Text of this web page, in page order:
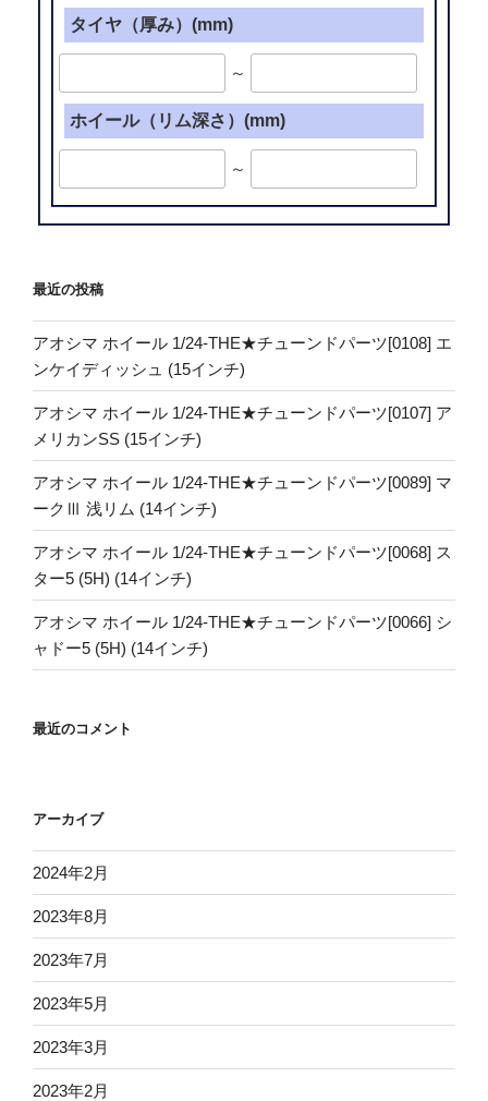
タイヤ（厚み）(mm)
～
ホイール（リム深さ）(mm)
～
最近の投稿
アオシマ ホイール 1/24-THE★チューンドパーツ[0108] エ
ンケイディッシュ (15インチ)
アオシマ ホイール 1/24-THE★チューンドパーツ[0107] ア
メリカンSS (15インチ)
アオシマ ホイール 1/24-THE★チューンドパーツ[0089] マ
ークⅢ 浅リム (14インチ)
アオシマ ホイール 1/24-THE★チューンドパーツ[0068] ス
ター5 (5H) (14インチ)
アオシマ ホイール 1/24-THE★チューンドパーツ[0066] シ
ャドー5 (5H) (14インチ)
最近のコメント
アーカイブ
2024年2月
2023年8月
2023年7月
2023年5月
2023年3月
2023年2月